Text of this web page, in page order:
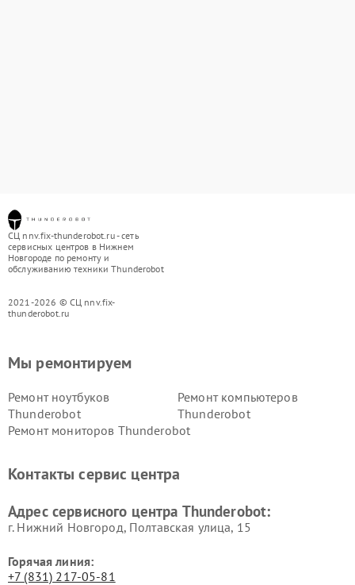
СЦ nnv.fix-thunderobot.ru - сеть
сервисных центров в Нижнем
Новгороде по ремонту и
обслуживанию техники Thunderobot
2021-2026 © СЦ nnv.fix-
thunderobot.ru
Мы ремонтируем
Ремонт ноутбуков
Thunderobot
Ремонт компьютеров
Thunderobot
Ремонт мониторов Thunderobot
Контакты сервис центра
Адрес сервисного центра Thunderobot:
г. Нижний Новгород, Полтавская улица, 15
Горячая линия:
+7 (831) 217-05-81